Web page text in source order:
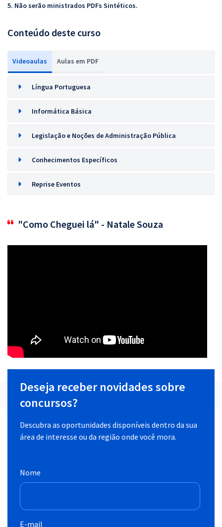
5. Não serão ministrados PDFs Sintéticos.
Conteúdo deste curso
Videoaulas Aulas em PDF
Língua Portuguesa
Informática Básica
Legislação e Noções de Administração Pública
Conhecimentos Específicos
Reprise Eventos
"Como Cheguei lá" - Natale Souza
Deseja receber novidades sobre
concursos?
Descubra as oportunidades disponíveis dentro da sua
área de interesse ou da região onde você mora.
Nome
E-mail